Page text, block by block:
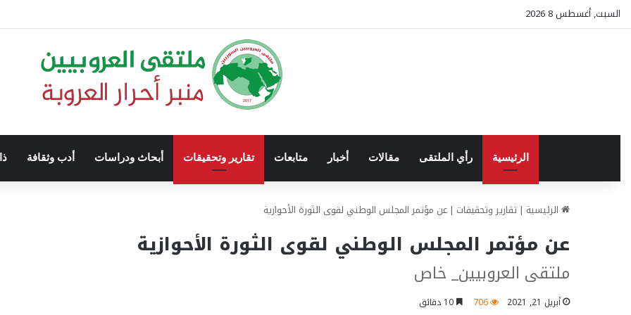
السبت, أغسطس 8 2026
الرئيسية رأي الملتقى مقالات أخبار متابعات تقارير وتحقيقات أبحاث ودراسات أدب وثقافة
الرئيسية | تقارير وتحقيقات | عن مؤتمر المجلس الوطني لقوى الثورة الأحوازية
عن مؤتمر المجلس الوطني لقوى الثورة الأحوازية
ملتقى العروبيين_ خاص
أبريل 21, 2021 706